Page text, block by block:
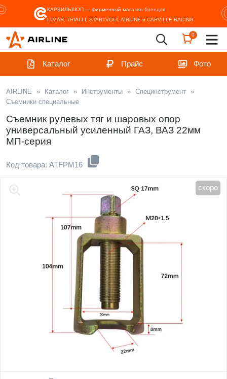
КАРВИЛЬШОП — фирменный магазин брендов
LUZAR, TRIALLI, STARTVOLT, AIRLINE и CARVILLE RACING
0
Каталог Прайс Фото
AIRLINE » Каталог » Инструменты » Специнструмент »
Съемники специальные
Съемник рулевых тяг и шаровых опор
универсальный усиленный ГАЗ, ВАЗ 22мм
МП-серия
Код товара: ATFPM16
скоро